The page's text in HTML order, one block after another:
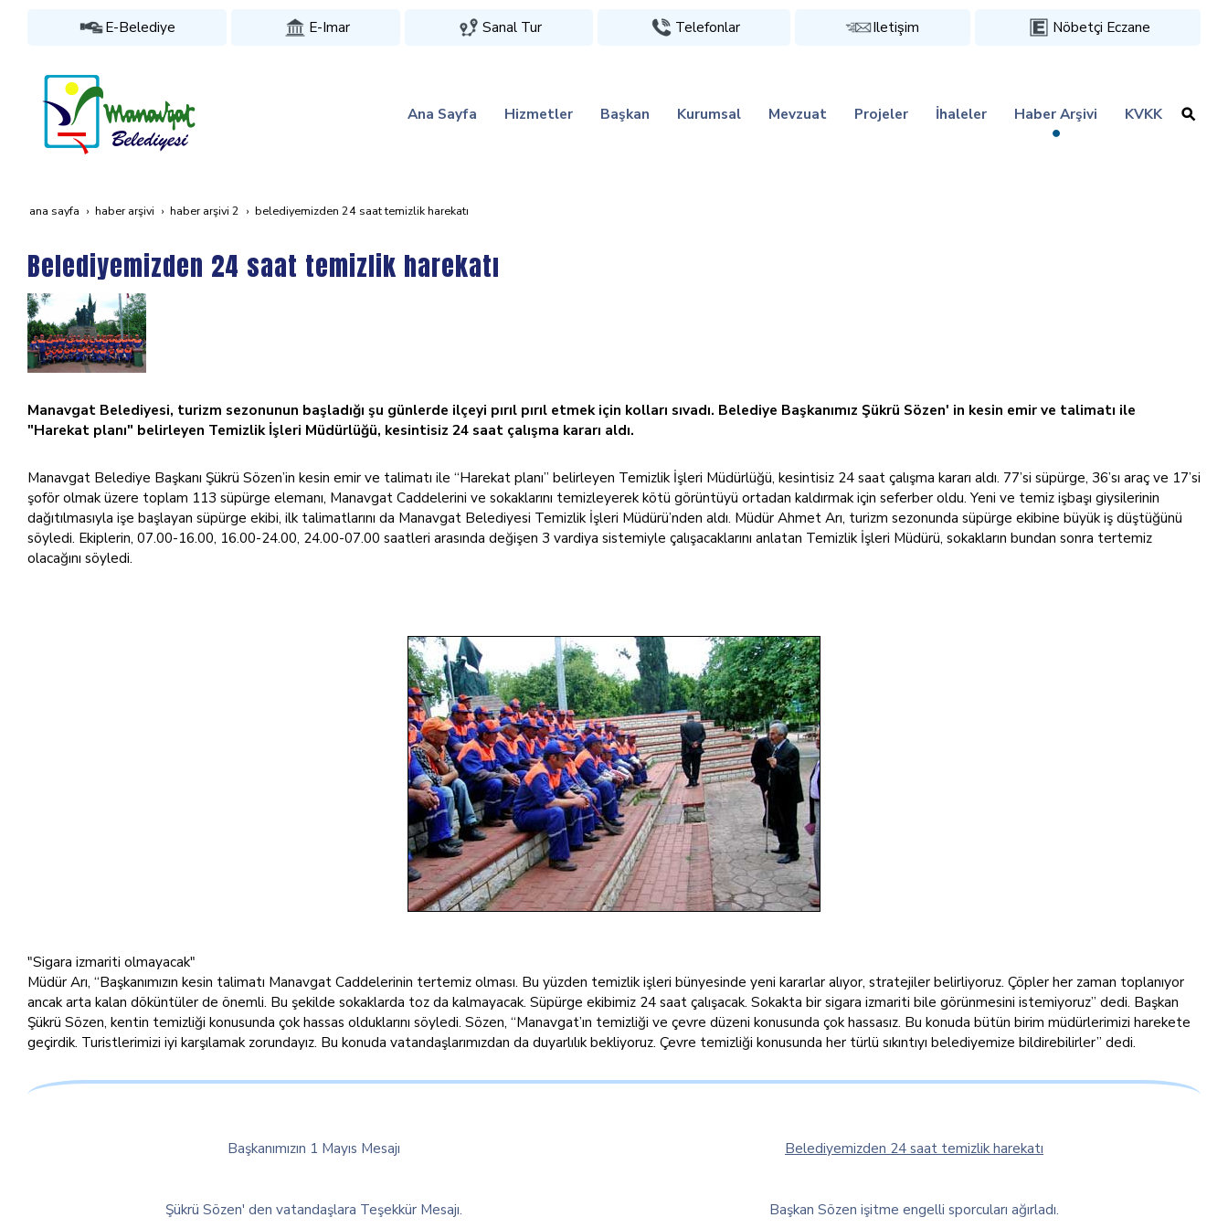
E-Belediye E-Imar Sanal Tur Telefonlar Iletişim Nöbetçi Eczane
Ana Sayfa Hizmetler Başkan Kurumsal Mevzuat Projeler İhaleler Haber Arşivi KVKK
ana sayfa haber arşivi haber arşivi 2 belediyemizden 24 saat temizlik harekatı
Belediyemizden 24 saat temizlik harekatı
Manavgat Belediyesi, turizm sezonunun başladığı şu günlerde ilçeyi pırıl pırıl etmek için kolları sıvadı. Belediye Başkanımız Şükrü Sözen' in kesin emir ve talimatı ile
"Harekat planı" belirleyen Temizlik İşleri Müdürlüğü, kesintisiz 24 saat çalışma kararı aldı.
Manavgat Belediye Başkanı Şükrü Sözen’in kesin emir ve talimatı ile “Harekat planı” belirleyen Temizlik İşleri Müdürlüğü, kesintisiz 24 saat çalışma kararı aldı. 77’si süpürge, 36’sı araç ve 17’si
şoför olmak üzere toplam 113 süpürge elemanı, Manavgat Caddelerini ve sokaklarını temizleyerek kötü görüntüyü ortadan kaldırmak için seferber oldu. Yeni ve temiz işbaşı giysilerinin
dağıtılmasıyla işe başlayan süpürge ekibi, ilk talimatlarını da Manavgat Belediyesi Temizlik İşleri Müdürü’nden aldı. Müdür Ahmet Arı, turizm sezonunda süpürge ekibine büyük iş düştüğünü
söyledi. Ekiplerin, 07.00-16.00, 16.00-24.00, 24.00-07.00 saatleri arasında değişen 3 vardiya sistemiyle çalışacaklarını anlatan Temizlik İşleri Müdürü, sokakların bundan sonra tertemiz
olacağını söyledi.
"Sigara izmariti olmayacak"
Müdür Arı, “Başkanımızın kesin talimatı Manavgat Caddelerinin tertemiz olması. Bu yüzden temizlik işleri bünyesinde yeni kararlar alıyor, stratejiler belirliyoruz. Çöpler her zaman toplanıyor
ancak arta kalan döküntüler de önemli. Bu şekilde sokaklarda toz da kalmayacak. Süpürge ekibimiz 24 saat çalışacak. Sokakta bir sigara izmariti bile görünmesini istemiyoruz” dedi. Başkan
Şükrü Sözen, kentin temizliği konusunda çok hassas olduklarını söyledi. Sözen, “Manavgat’ın temizliği ve çevre düzeni konusunda çok hassasız. Bu konuda bütün birim müdürlerimizi harekete
geçirdik. Turistlerimizi iyi karşılamak zorundayız. Bu konuda vatandaşlarımızdan da duyarlılık bekliyoruz. Çevre temizliği konusunda her türlü sıkıntıyı belediyemize bildirebilirler” dedi.
Başkanımızın 1 Mayıs Mesajı Belediyemizden 24 saat temizlik harekatı
Şükrü Sözen' den vatandaşlara Teşekkür Mesajı. Başkan Sözen işitme engelli sporcuları ağırladı.